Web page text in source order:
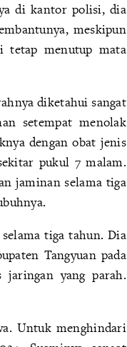
di kantor polisi, dia
meskipun
tetap menutup mata
diketahui sangat
setempat menolak
dengan obat jenis
pukul 7 malam.
jaminan selama tiga
tiga tahun. Dia
Tangyuan pada
jaringan yang parah.
Untuk menghindari